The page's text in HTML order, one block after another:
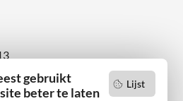
Lijst
gebruikt
beter te laten